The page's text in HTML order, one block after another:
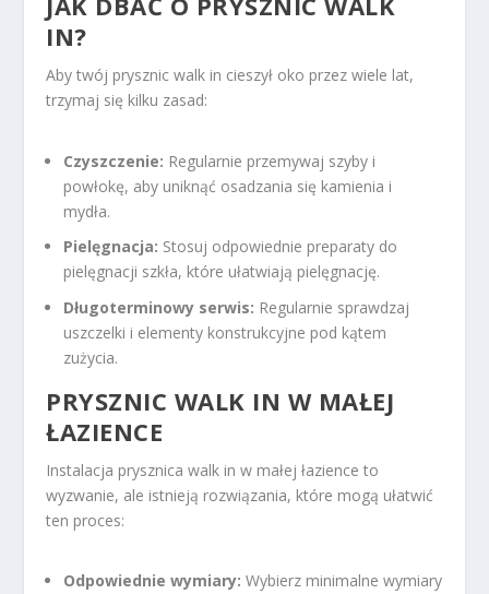
IN?
Aby twój prysznic walk in cieszył oko przez wiele lat,
trzymaj się kilku zasad:
Czyszczenie: Regularnie przemywaj szyby i
powłokę, aby uniknąć osadzania się kamienia i
mydła.
Pielęgnacja: Stosuj odpowiednie preparaty do
pielęgnacji szkła, które ułatwiają pielęgnację.
Długoterminowy serwis: Regularnie sprawdzaj
uszczelki i elementy konstrukcyjne pod kątem
zużycia.
PRYSZNIC WALK IN W MAŁEJ
ŁAZIENCE
Instalacja prysznica walk in w małej łazience to
wyzwanie, ale istnieją rozwiązania, które mogą ułatwić
ten proces:
Odpowiednie wymiary: Wybierz minimalne wymiary